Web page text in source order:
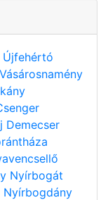
Újfehértó
Vásárosnamény
Demecser
Nyírbogát
Nyírbogdány